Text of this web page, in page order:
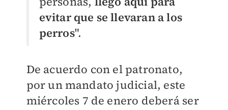
evitar que se llevaran a los
perros".
De acuerdo con el patronato,
por un mandato judicial, este
miércoles 7 de enero deberá ser